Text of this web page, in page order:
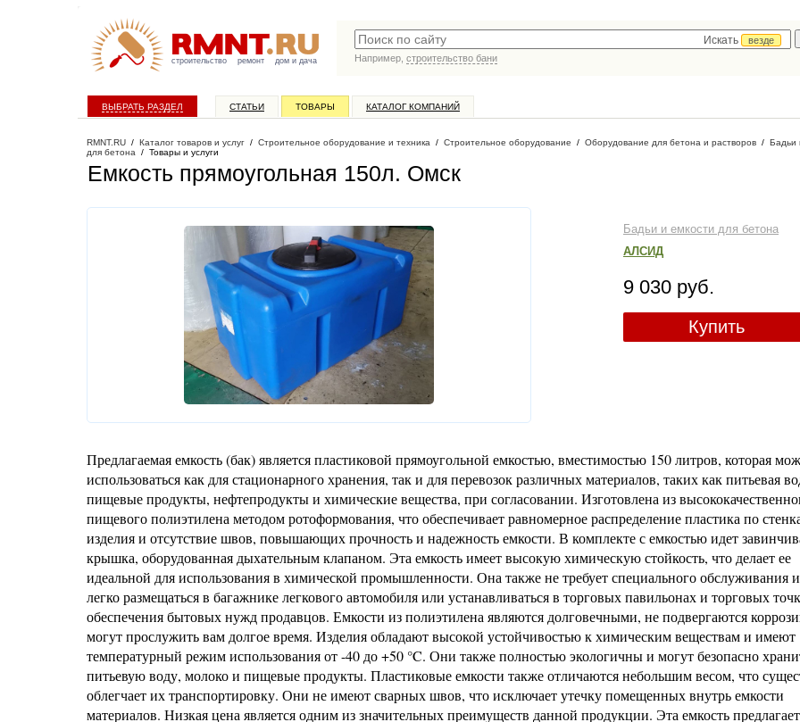
строительство ремонт дом и дача
Искать
везде
Например, строительство бани
ВЫБРАТЬ РАЗДЕЛ СТАТЬИ ТОВАРЫ КАТАЛОГ КОМПАНИЙ
RMNT.RU / Каталог товаров и услуг / Строительное оборудование и техника / Строительное оборудование / Оборудование для бетона и растворов / Бадьи
для бетона / Товары и услуги
Емкость прямоугольная 150л. Омск
Бадьи и емкости для бетона
АЛСИД
9 030 руб.
Купить
Предлагаемая емкость (бак) является пластиковой прямоугольной емкостью, вместимостью 150 литров, которая
использоваться как для стационарного хранения, так и для перевозок различных материалов, таких как питьевая
пищевые продукты, нефтепродукты и химические вещества, при согласовании. Изготовлена из
пищевого полиэтилена методом ротоформования, что обеспечивает равномерное распределение пластика по
изделия и отсутствие швов, повышающих прочность и надежность емкости. В комплекте с емкостью идет
крышка, оборудованная дыхательным клапаном. Эта емкость имеет высокую химическую стойкость, что делает ее
идеальной для использования в химической промышленности. Она также не требует специального обслуживания
легко размещаться в багажнике легкового автомобиля или устанавливаться в торговых павильонах и торговых
обеспечения бытовых нужд продавцов. Емкости из полиэтилена являются долговечными, не подвергаются
могут прослужить вам долгое время. Изделия обладают высокой устойчивостью к химическим веществам и имеют
температурный режим использования от -40 до +50 °C. Они также полностью экологичны и могут безопасно
питьевую воду, молоко и пищевые продукты. Пластиковые емкости также отличаются небольшим весом, что
облегчает их транспортировку. Они не имеют сварных швов, что исключает утечку помещенных внутрь емкости
материалов. Низкая цена является одним из значительных преимуществ данной продукции. Эта емкость